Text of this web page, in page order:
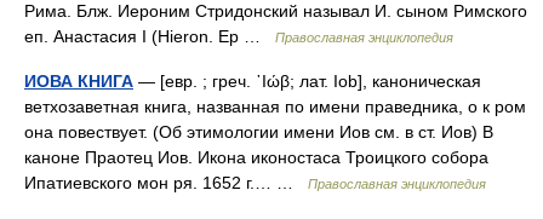
Рима. Блж. Иероним Стридонский называл И. сыном Римского
еп. Анастасия I (Hieron. Ep …
Православная энциклопедия
ИОВА КНИГА — [евр. ; греч. ᾿Ιώβ; лат. Iob], каноническая
ветхозаветная книга, названная по имени праведника, о к ром
она повествует. (Об этимологии имени Иов см. в ст. Иов) В
каноне Праотец Иов. Икона иконостаса Троицкого собора
Ипатиевского мон ря. 1652 г.… …
Православная энциклопедия